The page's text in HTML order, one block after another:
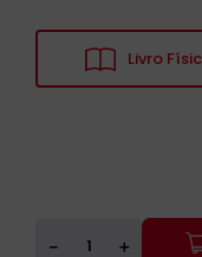
Livro
＋
－